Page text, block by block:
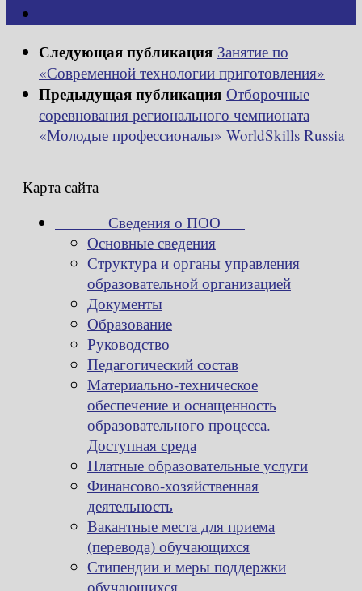
Следующая публикация Занятие по
«Современной технологии приготовления»
Предыдущая публикация Отборочные
соревнования регионального чемпионата
«Молодые профессионалы» WorldSkills Russia
Карта сайта
Сведения о ПОО
Основные сведения
Структура и органы управления
образовательной организацией
Документы
Образование
Руководство
Педагогический состав
Материально-техническое
обеспечение и оснащенность
образовательного процесса.
Доступная среда
Платные образовательные услуги
Финансово-хозяйственная
деятельность
Вакантные места для приема
(перевода) обучающихся
Стипендии и меры поддержки
обучающихся